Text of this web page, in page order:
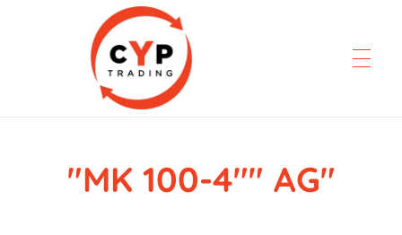
CYP Trading
Professionelle Ersatzteilbeschaffung
"MK 100-4"" AG"